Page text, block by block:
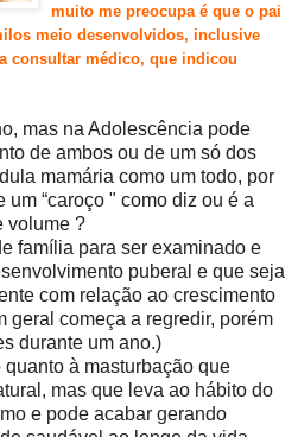
muito me preocupa é que o pai
meio desenvolvidos, inclusive
consultar médico, que indicou
mas na Adolescência pode
de ambos ou de um só dos
mamária como um todo, por
“caroço " como diz ou é a
volume ?
família para ser examinado e
puberal e que seja
com relação ao crescimento
geral começa a regredir, porém
durante um ano.)
à masturbação que
mas que leva ao hábito do
e pode acabar gerando